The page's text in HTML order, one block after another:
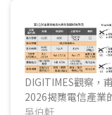
心基建，但FWA與
+無線」的多元接入
要模式，代表市場
蓋效率、優化部署
DIGITIMES觀察，
2026揭櫫電信產業
戶終端延伸至電信
吳伯軒